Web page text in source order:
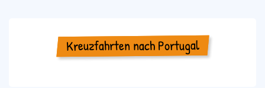
Kreuzfahrten nach Portugal